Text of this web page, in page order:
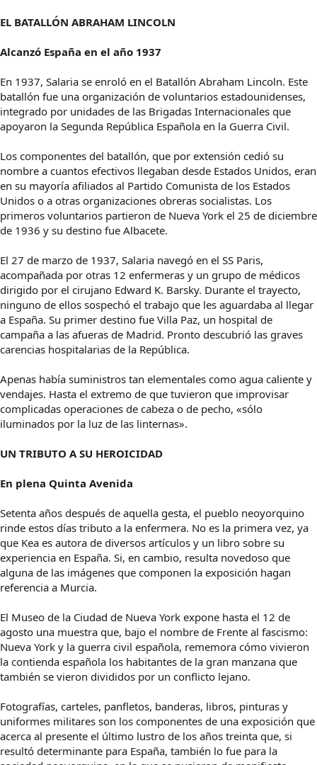
EL BATALLÓN ABRAHAM LINCOLN
Alcanzó España en el año 1937
En 1937, Salaria se enroló en el Batallón Abraham Lincoln. Este
batallón fue una organización de voluntarios estadounidenses,
integrado por unidades de las Brigadas Internacionales que
apoyaron la Segunda República Española en la Guerra Civil.
Los componentes del batallón, que por extensión cedió su
nombre a cuantos efectivos llegaban desde Estados Unidos, eran
en su mayoría afiliados al Partido Comunista de los Estados
Unidos o a otras organizaciones obreras socialistas. Los
primeros voluntarios partieron de Nueva York el 25 de diciembre
de 1936 y su destino fue Albacete.
El 27 de marzo de 1937, Salaria navegó en el SS Paris,
acompañada por otras 12 enfermeras y un grupo de médicos
dirigido por el cirujano Edward K. Barsky. Durante el trayecto,
ninguno de ellos sospechó el trabajo que les aguardaba al llegar
a España. Su primer destino fue Villa Paz, un hospital de
campaña a las afueras de Madrid. Pronto descubrió las graves
carencias hospitalarias de la República.
Apenas había suministros tan elementales como agua caliente y
vendajes. Hasta el extremo de que tuvieron que improvisar
complicadas operaciones de cabeza o de pecho, «sólo
iluminados por la luz de las linternas».
UN TRIBUTO A SU HEROICIDAD
En plena Quinta Avenida
Setenta años después de aquella gesta, el pueblo neoyorquino
rinde estos días tributo a la enfermera. No es la primera vez, ya
que Kea es autora de diversos artículos y un libro sobre su
experiencia en España. Si, en cambio, resulta novedoso que
alguna de las imágenes que componen la exposición hagan
referencia a Murcia.
El Museo de la Ciudad de Nueva York expone hasta el 12 de
agosto una muestra que, bajo el nombre de Frente al fascismo:
Nueva York y la guerra civil española, rememora cómo vivieron
la contienda española los habitantes de la gran manzana que
también se vieron divididos por un conflicto lejano.
Fotografías, carteles, panfletos, banderas, libros, pinturas y
uniformes militares son los componentes de una exposición que
acerca al presente el último lustro de los años treinta que, si
resultó determinante para España, también lo fue para la